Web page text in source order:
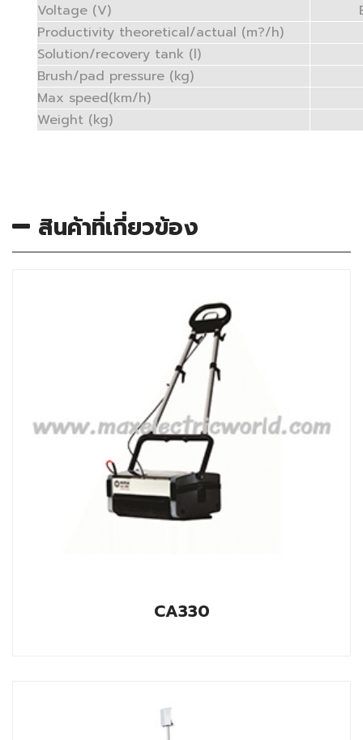
Voltage (V)
Productivity theoretical/actual (m?/h)
Solution/recovery tank (l)
Brush/pad pressure (kg)
Max speed(km/h)
Weight (kg)
สินค้าที่เกี่ยวข้อง
CA330